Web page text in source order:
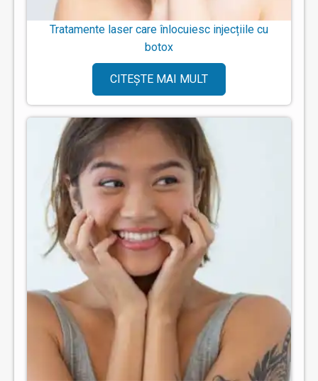
Tratamente laser care înlocuiesc injecțiile cu
botox
CITEȘTE MAI MULT